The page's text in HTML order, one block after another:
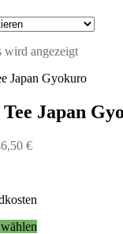
wird angezeigt
Japan
€